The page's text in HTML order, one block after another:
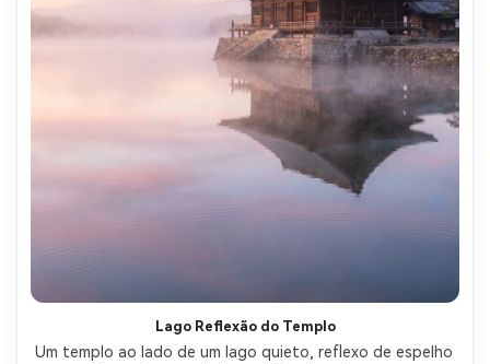
Lago Reflexão do Templo
Um templo ao lado de um lago quieto, reflexo de espelho